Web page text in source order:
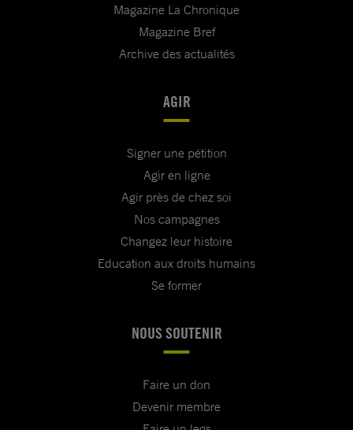
Magazine La Chronique
Magazine Bref
Archive des actualités
AGIR
Signer une pétition
Agir en ligne
Agir près de chez soi
Nos campagnes
Changez leur histoire
Education aux droits humains
Se former
NOUS SOUTENIR
Faire un don
Devenir membre